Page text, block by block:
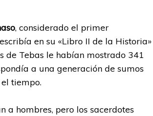
, considerado el primer
en su «Libro II de la Historia»
de Tebas le habían mostrado 341
a una generación de sumos
tiempo.
a hombres, pero los sacerdotes